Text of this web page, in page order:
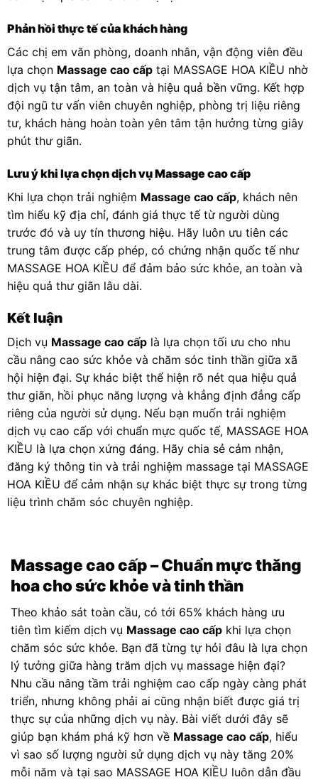
Phản hồi thực tế của khách hàng
Các chị em văn phòng, doanh nhân, vận động viên đều
lựa chọn Massage cao cấp tại MASSAGE HOA KIỀU nhờ
dịch vụ tận tâm, an toàn và hiệu quả bền vững. Kết hợp
đội ngũ tư vấn viên chuyên nghiệp, phòng trị liệu riêng
tư, khách hàng hoàn toàn yên tâm tận hưởng từng giây
phút thư giãn.
Lưu ý khi lựa chọn dịch vụ Massage cao cấp
Khi lựa chọn trải nghiệm Massage cao cấp, khách nên
tìm hiểu kỹ địa chỉ, đánh giá thực tế từ người dùng
trước đó và uy tín thương hiệu. Hãy luôn ưu tiên các
trung tâm được cấp phép, có chứng nhận quốc tế như
MASSAGE HOA KIỀU để đảm bảo sức khỏe, an toàn và
hiệu quả thư giãn lâu dài.
Kết luận
Dịch vụ Massage cao cấp là lựa chọn tối ưu cho nhu
cầu nâng cao sức khỏe và chăm sóc tinh thần giữa xã
hội hiện đại. Sự khác biệt thể hiện rõ nét qua hiệu quả
thư giãn, hồi phục năng lượng và khẳng định đẳng cấp
riêng của người sử dụng. Nếu bạn muốn trải nghiệm
dịch vụ cao cấp với chuẩn mực quốc tế, MASSAGE HOA
KIỀU là lựa chọn xứng đáng. Hãy chia sẻ cảm nhận,
đăng ký thông tin và trải nghiệm massage tại MASSAGE
HOA KIỀU để cảm nhận sự khác biệt thực sự trong từng
liệu trình chăm sóc chuyên nghiệp.
Massage cao cấp– Chuẩn mực thăng
hoa cho sức khỏe và tinh thần
Theo khảo sát toàn cầu, có tới 65% khách hàng ưu
tiên tìm kiếm dịch vụ Massage cao cấp khi lựa chọn
chăm sóc sức khỏe. Bạn đã từng tự hỏi đâu là lựa chọn
lý tưởng giữa hàng trăm dịch vụ massage hiện đại?
Nhu cầu nâng tầm trải nghiệm cao cấp ngày càng phát
triển, nhưng không phải ai cũng nhận biết được giá trị
thực sự của những dịch vụ này. Bài viết dưới đây sẽ
giúp bạn khám phá kỹ hơn về Massage cao cấp, hiểu
vì sao số lượng người sử dụng dịch vụ này tăng 20%
mỗi năm và tại sao MASSAGE HOA KIỀU luôn dẫn đầu